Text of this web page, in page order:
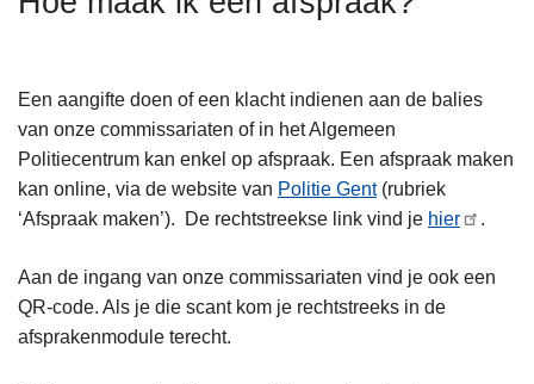
Een aangifte doen of een klacht indienen aan de balies
van onze commissariaten of in het Algemeen
Politiecentrum kan enkel op afspraak. Een afspraak maken
kan online, via de website van Politie Gent(rubriek
‘Afspraak maken’). De rechtstreekse link vind je hier .
Aan de ingang van onze commissariaten vind je ook een
QR-code. Als je die scant kom je rechtstreeks in de
afsprakenmodule terecht.